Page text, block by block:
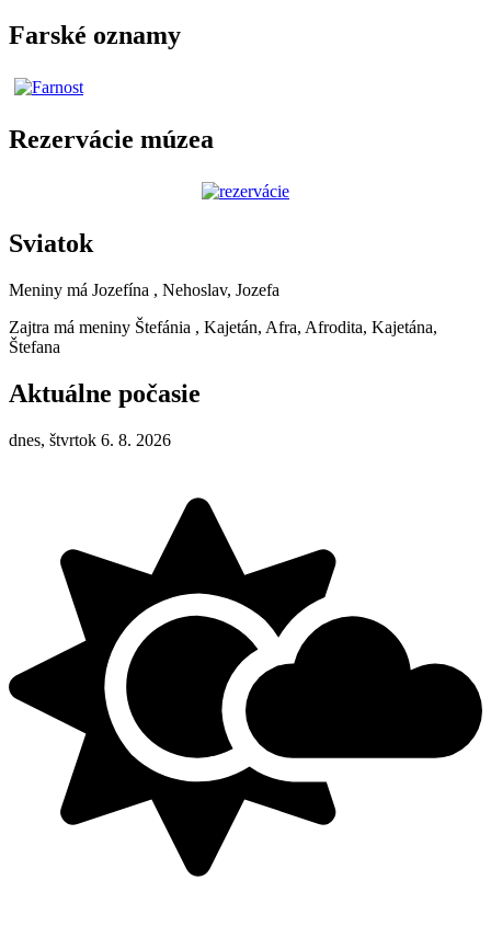
Farské oznamy
Rezervácie múzea
Sviatok
Meniny má Jozefína , Nehoslav, Jozefa
Zajtra má meniny Štefánia , Kajetán, Afra, Afrodita, Kajetána,
Štefana
Aktuálne počasie
dnes, štvrtok 6. 8. 2026